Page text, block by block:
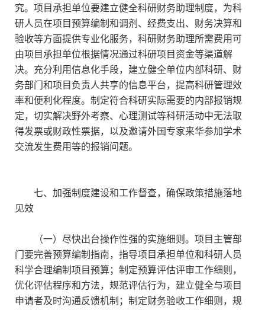
究。项目承担单位要建立健全科研财务助理制度，为科
研人员在项目预算编制和调剂、经费支出、财务决算和
验收等方面提供专业化服务，科研财务助理所需费用可
由项目承担单位根据情况通过科研项目资金等渠道解
决。充分利用信息化手段，建立健全单位内部科研、财
务部门和项目负责人共享的信息平台，提高科研管理效
率和便利化程度。制定符合科研实际需要的内部报销规
定，切实解决野外考察、心理测试等科研活动中无法取
得发票或财政性票据，以及邀请外国专家来华参加学术
交流发生费用等的报销问题。
七、加强制度建设和工作督查，确保政策措施落地
见效
（一）尽快出台操作性强的实施细则。项目主管部
门要完善预算编制指南，指导项目承担单位和科研人员
科学合理编制项目预算；制定预算评估评审工作细则，
优化评估程序和方法，规范评估行为，建立健全与项目
申请者及时沟通反馈机制；制定财务验收工作细则，规